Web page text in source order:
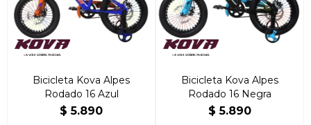
Bicicleta Kova Alpes
Rodado 16 Azul
$ 5.890
Bicicleta Kova Alpes
Rodado 16 Negra
$ 5.890